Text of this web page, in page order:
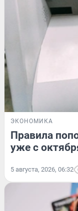
ЭКОНОМИКА
Правила
уже с
5 августа, 2026, 06:32